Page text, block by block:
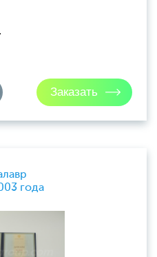
года